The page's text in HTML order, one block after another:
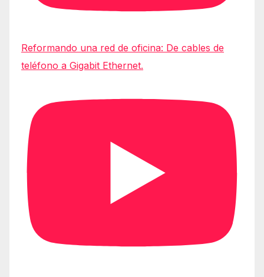
Reformando una red de oficina: De cables de
teléfono a Gigabit Ethernet.